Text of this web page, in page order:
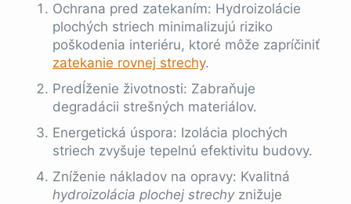
Ochrana pred zatekaním: Hydroizolácie
plochých striech minimalizujú riziko
poškodenia interiéru, ktoré môže zapríčiniť
zatekanie rovnej strechy.
Predĺženie životnosti: Zabraňuje
degradácii strešných materiálov.
Energetická úspora: Izolácia plochých
striech zvyšuje tepelnú efektivitu budovy.
Zníženie nákladov na opravy: Kvalitná
hydroizolácia plochej strechyznižuje